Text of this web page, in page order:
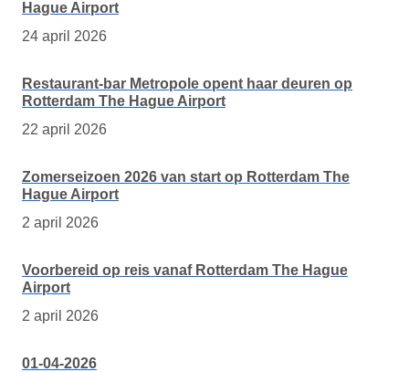
Hague Airport
24 april 2026
Restaurant-bar Metropole opent haar deuren op
Rotterdam The Hague Airport
22 april 2026
Zomerseizoen 2026 van start op Rotterdam The
Hague Airport
2 april 2026
Voorbereid op reis vanaf Rotterdam The Hague
Airport
2 april 2026
01-04-2026